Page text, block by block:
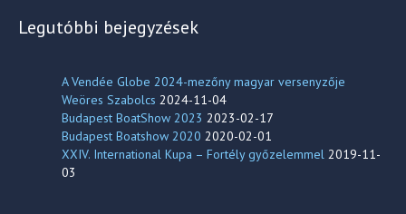
Legutóbbi bejegyzések
A Vendée Globe 2024-mezőny magyar versenyzője
Weöres Szabolcs 2024-11-04
Budapest BoatShow 2023 2023-02-17
Budapest Boatshow 2020 2020-02-01
XXIV. International Kupa – Fortély győzelemmel 2019-11-
03